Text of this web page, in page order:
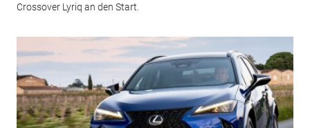
Crossover Lyriq an den Start.